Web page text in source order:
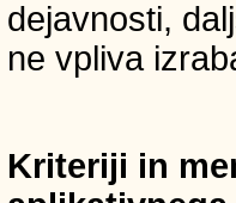
dejavnosti,
ne vpliva
Kriteriji in